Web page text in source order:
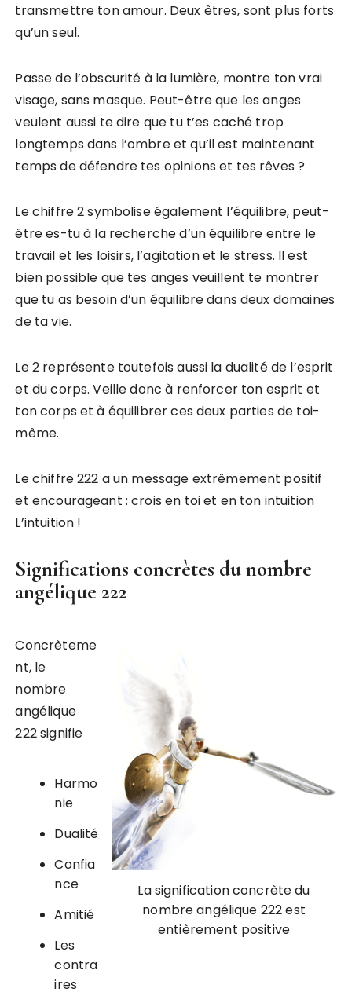
transmettre ton amour. Deux êtres, sont plus forts
qu’un seul.
Passe de l’obscurité à la lumière, montre ton vrai
visage, sans masque. Peut-être que les anges
veulent aussi te dire que tu t’es caché trop
longtemps dans l’ombre et qu’il est maintenant
temps de défendre tes opinions et tes rêves ?
Le chiffre 2 symbolise également l’équilibre, peut-
être es-tu à la recherche d’un équilibre entre le
travail et les loisirs, l’agitation et le stress. Il est
bien possible que tes anges veuillent te montrer
que tu as besoin d’un équilibre dans deux domaines
de ta vie.
Le 2 représente toutefois aussi la dualité de l’esprit
et du corps. Veille donc à renforcer ton esprit et
ton corps et à équilibrer ces deux parties de toi-
même.
Le chiffre 222 a un message extrêmement positif
et encourageant : crois en toi et en ton intuition
L’intuition !
Significations concrètes du nombre
angélique 222
La signification concrète du
nombre angélique 222 est
entièrement positive
Concrèteme
nt, le
nombre
angélique
222 signifie
Harmo
nie
Dualité
Confia
nce
Amitié
Les
contra
ires